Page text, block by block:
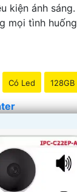
kiện ánh
mọi tình
Có Led 128GB